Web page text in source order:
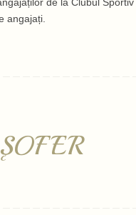
de la Clubul
angajați.